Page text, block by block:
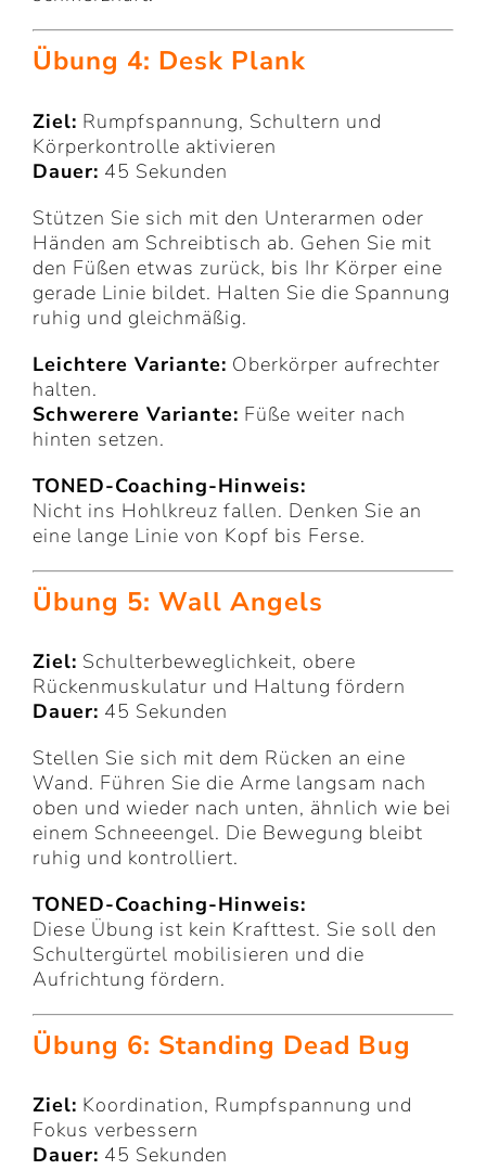
Übung 4: Desk Plank
Ziel: Rumpfspannung, Schultern und
Körperkontrolle aktivieren
Dauer: 45 Sekunden
Stützen Sie sich mit den Unterarmen oder
Händen am Schreibtisch ab. Gehen Sie mit
den Füßen etwas zurück, bis Ihr Körper eine
gerade Linie bildet. Halten Sie die Spannung
ruhig und gleichmäßig.
Leichtere Variante: Oberkörper aufrechter
halten.
Schwerere Variante: Füße weiter nach
hinten setzen.
TONED-Coaching-Hinweis:
Nicht ins Hohlkreuz fallen. Denken Sie an
eine lange Linie von Kopf bis Ferse.
Übung 5: Wall Angels
Ziel: Schulterbeweglichkeit, obere
Rückenmuskulatur und Haltung fördern
Dauer: 45 Sekunden
Stellen Sie sich mit dem Rücken an eine
Wand. Führen Sie die Arme langsam nach
oben und wieder nach unten, ähnlich wie bei
einem Schneeengel. Die Bewegung bleibt
ruhig und kontrolliert.
TONED-Coaching-Hinweis:
Diese Übung ist kein Krafttest. Sie soll den
Schultergürtel mobilisieren und die
Aufrichtung fördern.
Übung 6: Standing Dead Bug
Ziel: Koordination, Rumpfspannung und
Fokus verbessern
Dauer: 45 Sekunden